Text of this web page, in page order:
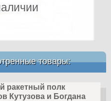
товары:
ракетный полк
Кутузова и Богдана